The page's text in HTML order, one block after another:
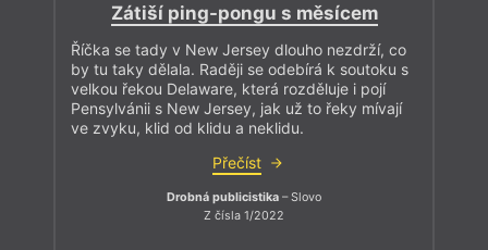
Zátiší ping-pongu s měsícem
Říčka se tady v New Jersey dlouho nezdrží, co
by tu taky dělala. Raději se odebírá k soutoku s
velkou řekou Delaware, která rozděluje i pojí
Pensylvánii s New Jersey, jak už to řeky mívají
ve zvyku, klid od klidu a neklidu.
Přečíst
Drobná publicistika – Slovo
Z čísla 1/2022